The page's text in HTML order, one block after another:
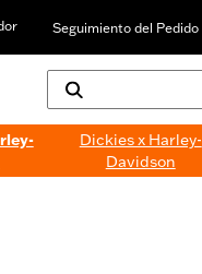
Seguimiento del Pedido
Dickies x Harley-
Davidson